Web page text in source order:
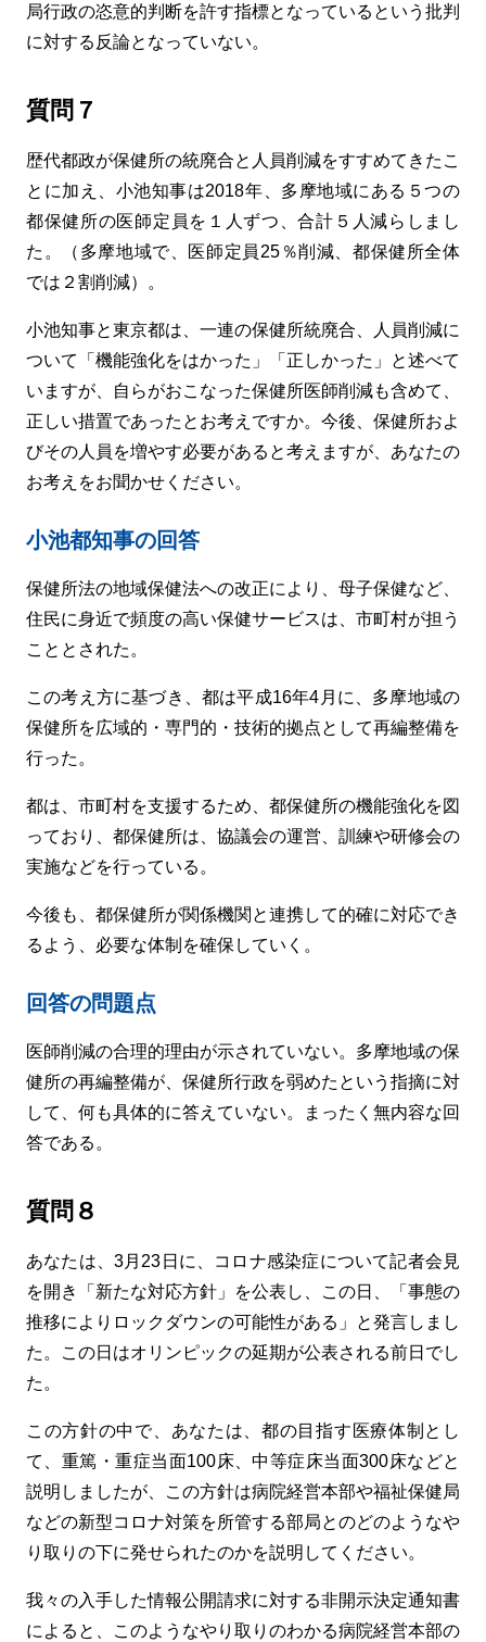
局行政の恣意的判断を許す指標となっているという批判
に対する反論となっていない。
質問７
歴代都政が保健所の統廃合と人員削減をすすめてきたこ
とに加え、小池知事は2018年、多摩地域にある５つの
都保健所の医師定員を１人ずつ、合計５人減らしまし
た。（多摩地域で、医師定員25％削減、都保健所全体
では２割削減）。
小池知事と東京都は、一連の保健所統廃合、人員削減に
ついて「機能強化をはかった」「正しかった」と述べて
いますが、自らがおこなった保健所医師削減も含めて、
正しい措置であったとお考えですか。今後、保健所およ
びその人員を増やす必要があると考えますが、あなたの
お考えをお聞かせください。
小池都知事の回答
保健所法の地域保健法への改正により、母子保健など、
住民に身近で頻度の高い保健サービスは、市町村が担う
こととされた。
この考え方に基づき、都は平成16年4月に、多摩地域の
保健所を広域的・専門的・技術的拠点として再編整備を
行った。
都は、市町村を支援するため、都保健所の機能強化を図
っており、都保健所は、協議会の運営、訓練や研修会の
実施などを行っている。
今後も、都保健所が関係機関と連携して的確に対応でき
るよう、必要な体制を確保していく。
回答の問題点
医師削減の合理的理由が示されていない。多摩地域の保
健所の再編整備が、保健所行政を弱めたという指摘に対
して、何も具体的に答えていない。まったく無内容な回
答である。
質問８
あなたは、3月23日に、コロナ感染症について記者会見
を開き「新たな対応方針」を公表し、この日、「事態の
推移によりロックダウンの可能性がある」と発言しまし
た。この日はオリンピックの延期が公表される前日でし
た。
この方針の中で、あなたは、都の目指す医療体制とし
て、重篤・重症当面100床、中等症床当面300床などと
説明しましたが、この方針は病院経営本部や福祉保健局
などの新型コロナ対策を所管する部局とのどのようなや
り取りの下に発せられたのかを説明してください。
我々の入手した情報公開請求に対する非開示決定通知書
によると、このようなやり取りのわかる病院経営本部の